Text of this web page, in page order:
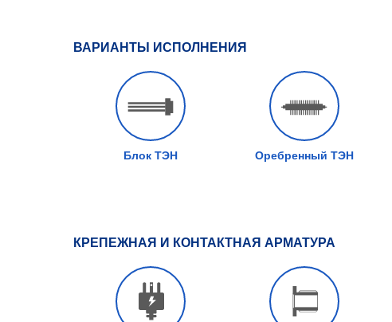
ВАРИАНТЫ ИСПОЛНЕНИЯ
Блок ТЭН Оребренный ТЭН
КРЕПЕЖНАЯ И КОНТАКТНАЯ АРМАТУРА